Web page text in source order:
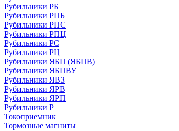
Рубильники РБ
Рубильники РПБ
Рубильники РПС
Рубильники РПЦ
Рубильники РС
Рубильники РЦ
Рубильники ЯБП (ЯБПВ)
Рубильники ЯБПВУ
Рубильники ЯВЗ
Рубильники ЯРВ
Рубильники ЯРП
Рубильники Р
Токоприемник
Тормозные магниты